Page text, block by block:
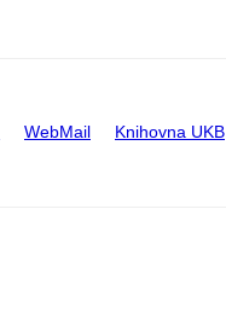
WebMail Knihovna UKB